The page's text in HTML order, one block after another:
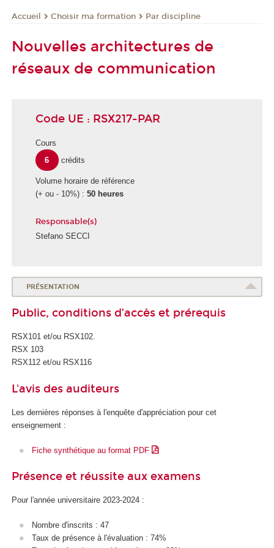
Accueil Choisir ma formation Par discipline
Nouvelles architectures de
réseaux de communication
Code UE : RSX217-PAR
Cours
6
crédits
Volume horaire de référence
(+ ou - 10%) : 50 heures
Responsable(s)
Stefano SECCI
o
l
e
u
n
u
é
i
q
e
t
e
'
I
PRÉSENTATION
Public, conditions d’accès et prérequis
RSX101 et/ou RSX102.
RSX 103
RSX112 et/ou RSX116
L'avis des auditeurs
Les dernières réponses à l'enquête d'appréciation pour cet
enseignement :
Fiche synthétique au format PDF
Présence et réussite aux examens
Pour l'année universitaire 2023-2024 :
Nombre d'inscrits : 47
Taux de présence à l'évaluation : 74%